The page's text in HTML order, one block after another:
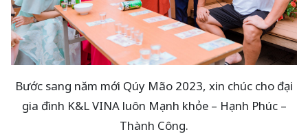
Bước sang năm mới Qúy Mão 2023, xin chúc cho đại
gia đình K&L VINA luôn Mạnh khỏe – Hạnh Phúc –
Thành Công.